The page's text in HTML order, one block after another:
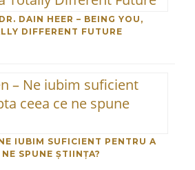
DAIN HEER – BEING YOU,
DIFFERENT FUTURE
IUBIM SUFICIENT PENTRU A
SPUNE ȘTIINȚA?